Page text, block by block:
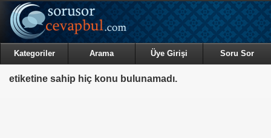
Kategoriler Arama Üye Girişi Soru Sor
etiketine sahip hiç konu bulunamadı.